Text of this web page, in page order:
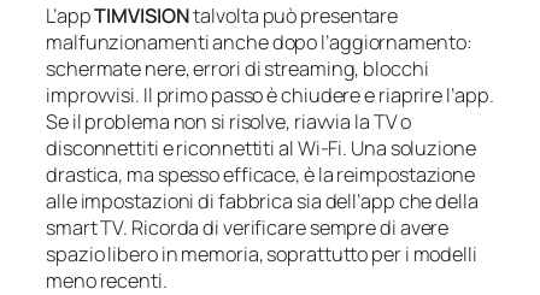
L’appTIMVISIONtalvolta può presentare
malfunzionamenti anche dopo l’aggiornamento:
schermate nere, errori di streaming, blocchi
improvvisi. Il primo passo è chiudere e riaprire l’app.
Se il problema non si risolve, riavvia la TV o
disconnettiti e riconnettiti al Wi-Fi. Una soluzione
drastica, ma spesso efficace, è la reimpostazione
alle impostazioni di fabbrica sia dell’app che della
smart TV. Ricorda di verificare sempre di avere
spazio libero in memoria, soprattutto per i modelli
meno recenti.